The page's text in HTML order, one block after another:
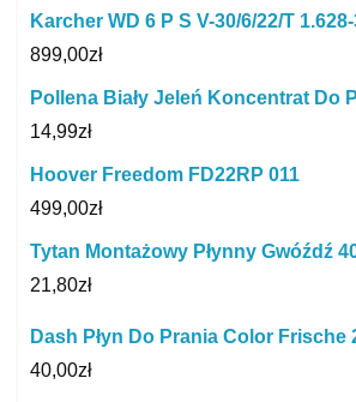
Karcher WD 6 P S V-30/6/22/T
899,00zł
Pollena Biały Jeleń Koncentrat Do
14,99zł
Hoover Freedom FD22RP 011
499,00zł
Tytan Montażowy Płynny Gwóźdź
21,80zł
Dash Płyn Do Prania Color Frische
40,00zł